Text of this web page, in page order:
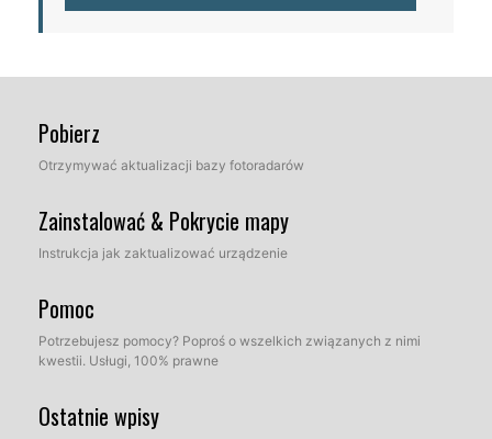
Pobierz
Otrzymywać aktualizacji bazy fotoradarów
Zainstalować & Pokrycie mapy
Instrukcja jak zaktualizować urządzenie
Pomoc
Potrzebujesz pomocy? Poproś o wszelkich związanych z nimi
kwestii. Usługi, 100% prawne
Ostatnie wpisy